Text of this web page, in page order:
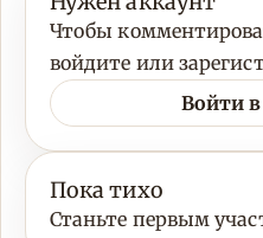
Чтобы
войдите или
Войти
Пока тихо
Станьте первым